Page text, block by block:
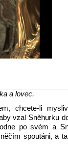
a lovec.
chcete-li
vzal Sněhurku
po svém a
spoutáni, a